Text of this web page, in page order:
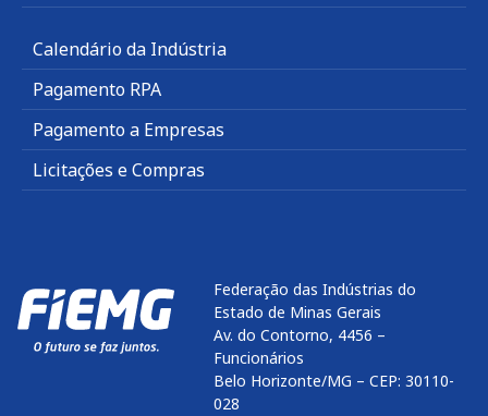
Calendário da Indústria
Pagamento RPA
Pagamento a Empresas
Licitações e Compras
Federação das Indústrias do
Estado de Minas Gerais
Av. do Contorno, 4456 –
Funcionários
Belo Horizonte/MG – CEP: 30110-
028